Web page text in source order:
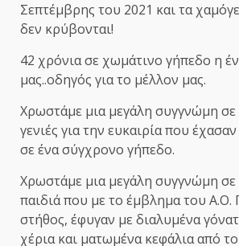
Σεπτέμβρης του 2021 και τα
δεν κρύβονται!
42 χρόνια σε χωμάτινο γήπεδο η
μας..οδηγός για το μέλλον μας.
Χρωστάμε μια μεγάλη συγγνώμη σε
γενιές για την ευκαιρία που
σε ένα σύγχρονο γήπεδο.
Χρωστάμε μια μεγάλη συγγνώμη σε
παιδιά που με το έμβλημα του Α.Ο.
στήθος, έφυγαν με διαλυμένα
χέρια και ματωμένα κεφάλια από